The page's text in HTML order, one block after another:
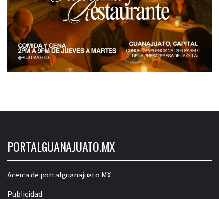
PORTALGUANAJUATO.MX
Acerca de portalguanajuato.MX
Publicidad